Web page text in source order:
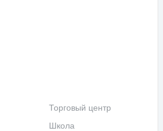
Торговый центр
Школа